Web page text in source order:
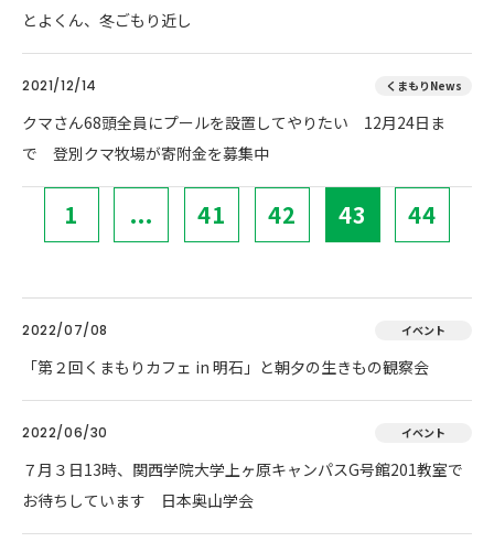
とよくん、冬ごもり近し
2021/12/14 くまもりNews
クマさん68頭全員にプールを設置してやりたい 12月24日ま
で 登別クマ牧場が寄附金を募集中
1 ... 41 42 43 44
2022/07/08 イベント
「第２回くまもりカフェ in 明石」と朝夕の生きもの観察会
2022/06/30 イベント
７月３日13時、関西学院大学上ヶ原キャンパスG号館201教室で
お待ちしています 日本奥山学会